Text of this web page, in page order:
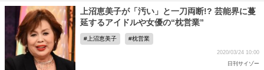
上沼恵美子が「汚い」と一刀両断!? 芸能界に蔓
延するアイドルや女優の“枕営業”
上沼恵美子 枕営業
2020/03/24 10:00
日刊サイゾー